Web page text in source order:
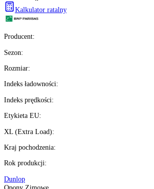
brutto z VAT
Kup teraz
Kup wysyłamy
%
Możesz kupić na
Ilość: dostępne
Kalkulator ratalny